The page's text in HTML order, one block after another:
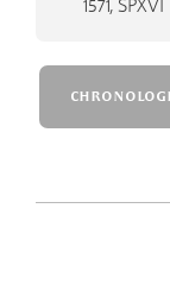
1571, SPXVI